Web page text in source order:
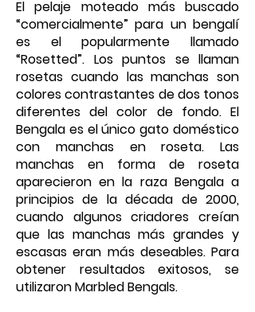
El pelaje moteado más buscado
“comercialmente” para un bengalí
es el popularmente llamado
“Rosetted”. Los puntos se llaman
rosetas cuando las manchas son
colores contrastantes de dos tonos
diferentes del color de fondo. El
Bengala es el único gato doméstico
con manchas en roseta. Las
manchas en forma de roseta
aparecieron en la raza Bengala a
principios de la década de 2000,
cuando algunos criadores creían
que las manchas más grandes y
escasas eran más deseables. Para
obtener resultados exitosos, se
utilizaron Marbled Bengals.